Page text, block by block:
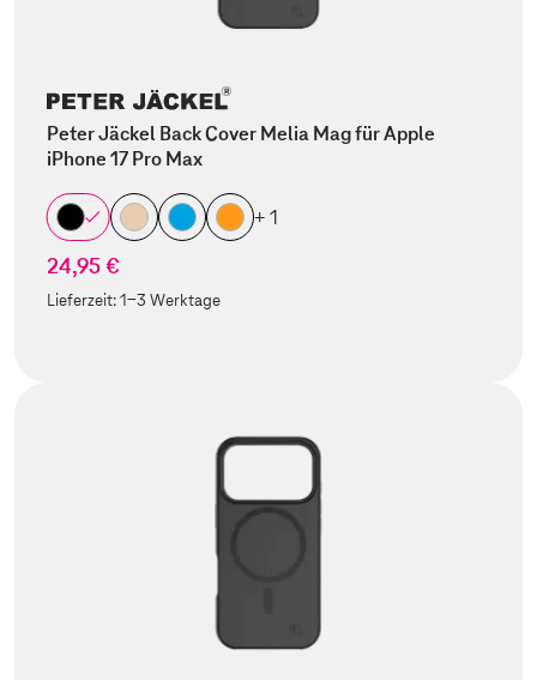
Peter Jäckel Back Cover Melia Mag für Apple
iPhone 17 Pro Max
+ 1
24,95 €
Lieferzeit:1-3 Werktage